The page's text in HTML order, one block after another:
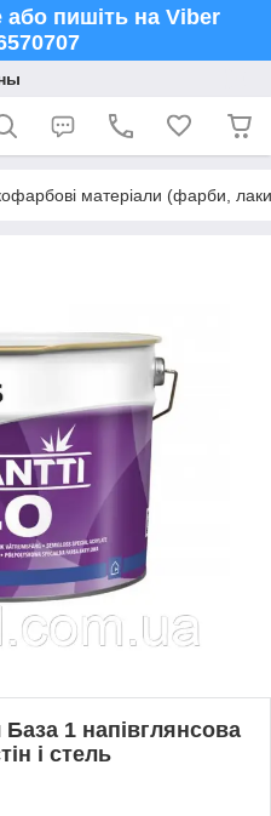
пишіть на Viber
матеріали (фарби,
1 напівглянсова
і стель